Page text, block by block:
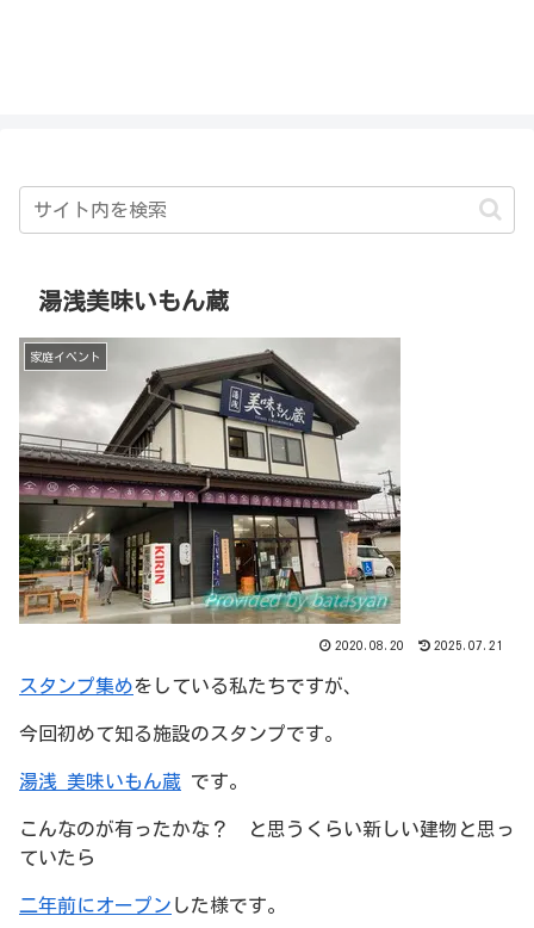
湯浅美味いもん蔵
家庭イベント
2020.08.20 2025.07.21
スタンプ集めをしている私たちですが、
今回初めて知る施設のスタンプです。
湯浅 美味いもん蔵 です。
こんなのが有ったかな？ と思うくらい新しい建物と思っ
ていたら
二年前にオープン した様です。